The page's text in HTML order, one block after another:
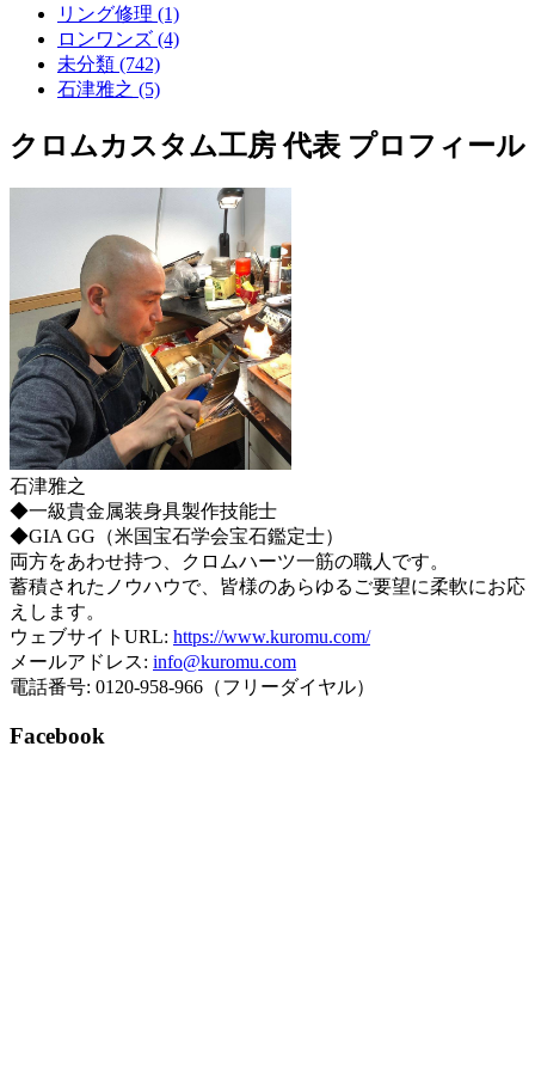
リング修理 (1)
ロンワンズ (4)
未分類 (742)
石津雅之 (5)
クロムカスタム工房 代表 プロフィール
石津雅之
◆一級貴金属装身具製作技能士
◆GIA GG（米国宝石学会宝石鑑定士）
両方をあわせ持つ、クロムハーツ一筋の職人です。
蓄積されたノウハウで、皆様のあらゆるご要望に柔軟にお応
えします。
ウェブサイトURL: https://www.kuromu.com/
メールアドレス: info@kuromu.com
電話番号: 0120-958-966（フリーダイヤル）
Facebook